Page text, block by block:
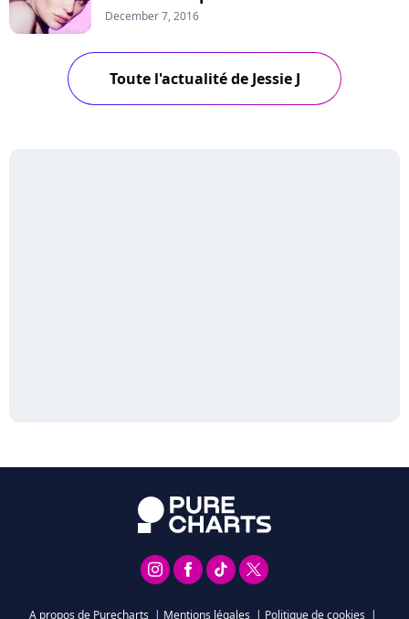
December 7, 2016
Toute l'actualité de Jessie J
A propos de Purecharts | Mentions légales | Politique de cookies |